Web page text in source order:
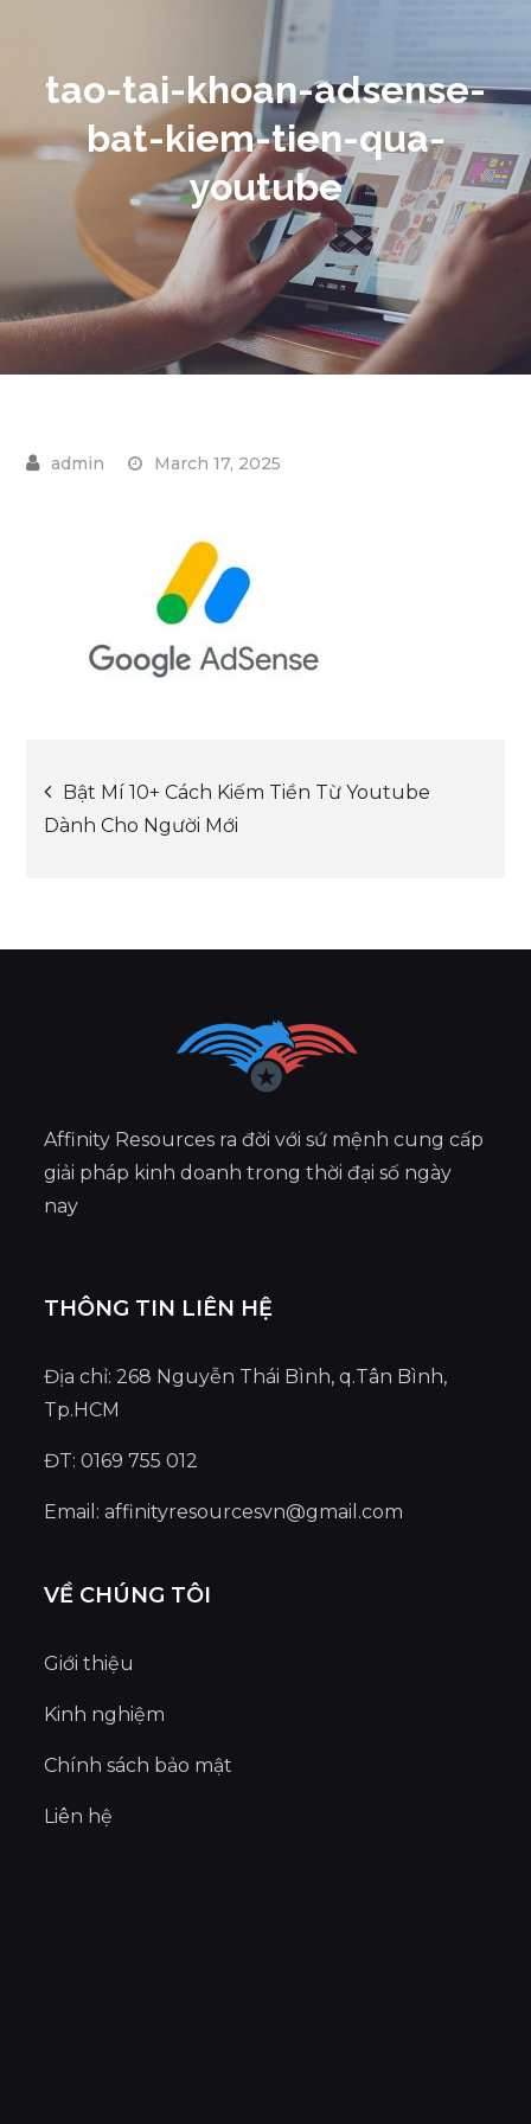
tao-tai-khoan-adsense-
bat-kiem-tien-qua-
youtube
March 17, 2025
Post
Bật Mí 10+ Cách Kiếm Tiền Từ Youtube
Dành Cho Người Mới
Affinity Resources ra đời với sứ mệnh cung cấp
giải pháp kinh doanh trong thời đại số ngày
nay
THÔNG TIN LIÊN HỆ
Địa chỉ: 268 Nguyễn Thái Bình, q.Tân Bình,
Tp.HCM
ĐT: 0169 755 012
Email:affinityresourcesvn@gmail.com
VỀ CHÚNG TÔI
Giới thiệu
Kinh nghiệm
Chính sách bảo mật
Liên hệ